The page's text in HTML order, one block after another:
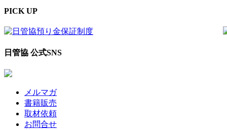
PICK UP
日管協 公式SNS
メルマガ
書籍販売
取材依頼
お問合せ